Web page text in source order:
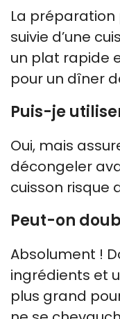
La préparation
suivie d’une
un plat rapide
pour un dîner
Puis-je
Oui, mais
décongeler
cuisson risque
Peut-on
Absolument !
ingrédients et
plus grand